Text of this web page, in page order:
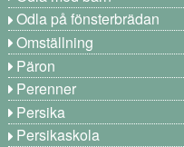
Odla på fönsterbrädan
Omställning
Päron
Perenner
Persika
Persikaskola